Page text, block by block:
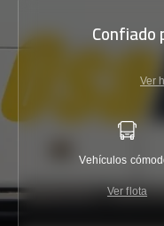
Confiado
Ver
Vehículos
Ver flota